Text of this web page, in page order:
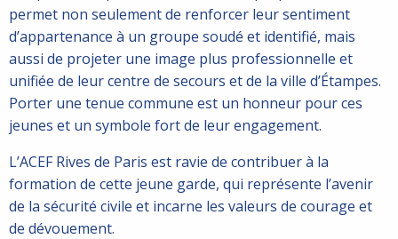
permet non seulement de renforcer leur sentiment
d’appartenance à un groupe soudé et identifié, mais
aussi de projeter une image plus professionnelle et
unifiée de leur centre de secours et de la ville d’Étampes.
Porter une tenue commune est un honneur pour ces
jeunes et un symbole fort de leur engagement.
L’ACEF Rives de Paris est ravie de contribuer à la
formation de cette jeune garde, qui représente l’avenir
de la sécurité civile et incarne les valeurs de courage et
de dévouement.